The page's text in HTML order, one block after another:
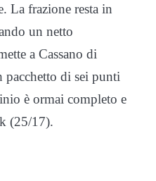
La frazione resta in
un netto
a Cassano di
pacchetto di sei punti
è ormai completo e
(25/17).